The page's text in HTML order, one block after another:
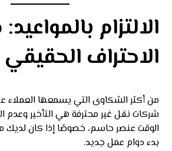
الالتزام
الاحتراف الحقيقي
من أكثر الشكاوى التي يسمعها العملاء
شركات نقل غير محترفة هي التأخير وعدم
الوقت عنصر حاسم، خصوصًا إذا كان لديك
بدء دوام عمل جديد.